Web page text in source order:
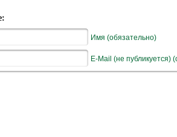
Имя (обязательно)
E-Mail (не публикуется)